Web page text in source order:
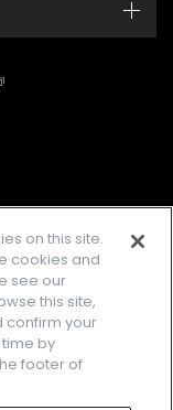
twitter
Settings
on this site.
cookies and
see our
this site,
confirm your
by
footer of